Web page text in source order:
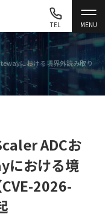
MENU
TEL
における境界外読み取り
ADCお
における境
2026-